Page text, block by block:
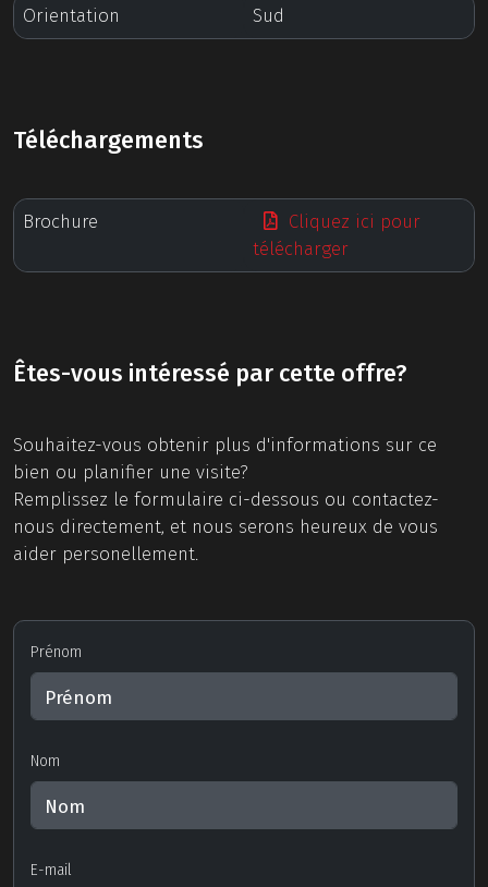
Orientation Sud
Téléchargements
Brochure
Cliquez ici pour
télécharger
Êtes-vous intéressé par cette offre?
Souhaitez-vous obtenir plus d'informations sur ce
bien ou planifier une visite?
Remplissez le formulaire ci-dessous ou contactez-
nous directement, et nous serons heureux de vous
aider personellement.
Prénom
Nom
E-mail